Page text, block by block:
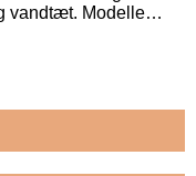
vandtæt. Modelle…